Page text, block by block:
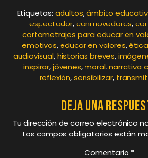
Etiquetas: adultos,ámbito
espectador,conmovedoras,
cortometrajes para educar en
emotivos,educar en valores,ética
audiovisual,historias breves,
inspirar,jóvenes,moral,narrativa
reflexión,sensibilizar,
Deja una
Tu dirección de correo electrónico
Los campos obligatorios están
Comentario *